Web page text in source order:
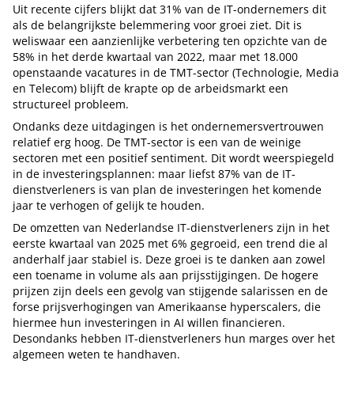
Uit recente cijfers blijkt dat 31% van de IT-ondernemers dit
als de belangrijkste belemmering voor groei ziet. Dit is
weliswaar een aanzienlijke verbetering ten opzichte van de
58% in het derde kwartaal van 2022, maar met 18.000
openstaande vacatures in de TMT-sector (Technologie, Media
en Telecom) blijft de krapte op de arbeidsmarkt een
structureel probleem.
Ondanks deze uitdagingen is het ondernemersvertrouwen
relatief erg hoog. De TMT-sector is een van de weinige
sectoren met een positief sentiment. Dit wordt weerspiegeld
in de investeringsplannen: maar liefst 87% van de IT-
dienstverleners is van plan de investeringen het komende
jaar te verhogen of gelijk te houden.
De omzetten van Nederlandse IT-dienstverleners zijn in het
eerste kwartaal van 2025 met 6% gegroeid, een trend die al
anderhalf jaar stabiel is. Deze groei is te danken aan zowel
een toename in volume als aan prijsstijgingen. De hogere
prijzen zijn deels een gevolg van stijgende salarissen en de
forse prijsverhogingen van Amerikaanse hyperscalers, die
hiermee hun investeringen in AI willen financieren.
Desondanks hebben IT-dienstverleners hun marges over het
algemeen weten te handhaven.